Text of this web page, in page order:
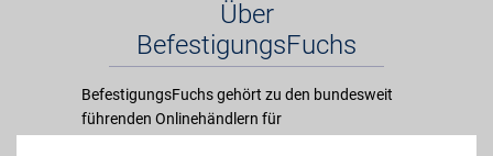
Über
BefestigungsFuchs
BefestigungsFuchs gehört zu den bundesweit
führenden Onlinehändlern für